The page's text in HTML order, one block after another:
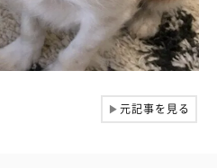
▶元記事を見る